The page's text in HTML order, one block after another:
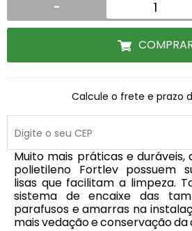
-
Calcule o frete e prazo
Muito mais práticas e duráveis,
polietileno Fortlev possuem
lisas que facilitam a limpeza.
sistema de encaixe das
parafusos e amarras na
mais vedação e conservação da